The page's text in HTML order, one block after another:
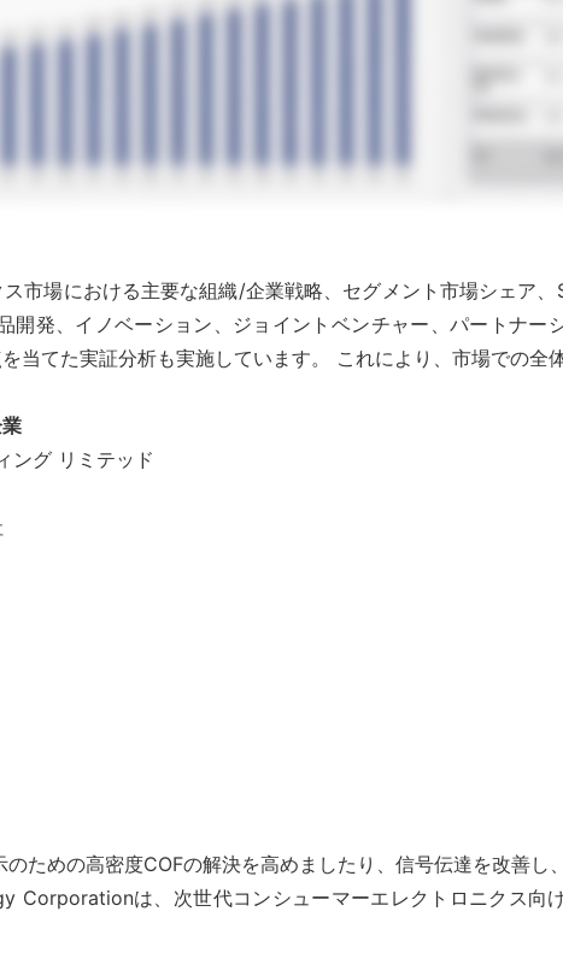
市場における主要な組織/企業戦略、セグメント市場シェア
開発、イノベーション、ジョイントベンチャー、パートナー
当てた実証分析も実施しています。 これにより、市場での全
ング リミテッド
ための高密度COFの解決を高めましたり、信号伝達を改善し
Corporationは、次世代コンシューマーエレクトロニクス向